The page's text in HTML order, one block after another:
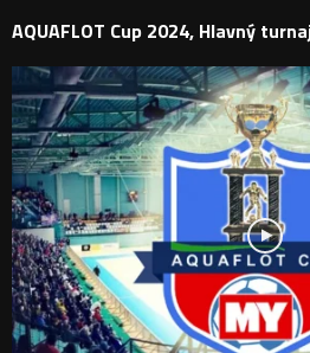
AQUAFLOT Cup 2024, Hlavný